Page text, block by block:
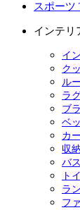
スポーツ
インテリ
イ
ク
ル
ラ
ブ
ベ
カ
収
バ
ト
ラ
フ